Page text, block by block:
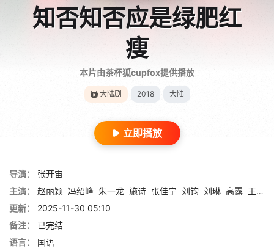
知否知否应是绿肥红
瘦
本片由茶杯狐cupfox提供播放
大陆剧 2018 大陆
立即播放
导演：
张开宙
主演：
赵丽颖 冯绍峰 朱一龙 施诗 张佳宁 刘钧 刘琳 高露 王仁君
更新：
2025-11-30 05:10
备注：
已完结
语言：
国语